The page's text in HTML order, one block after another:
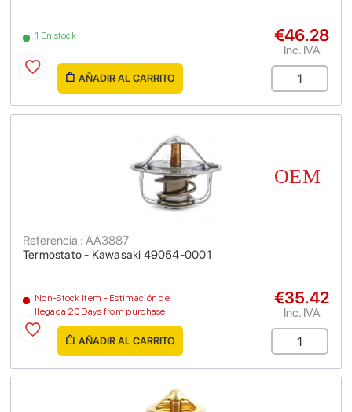
1 En stock €46.28
Inc. IVA
AÑADIR AL CARRITO
Termostato - Kawasaki 49054-0001
Referencia : AA3887
Non-Stock Item - Estimación de
llegada 20 Days from purchase
€35.42
Inc. IVA
AÑADIR AL CARRITO